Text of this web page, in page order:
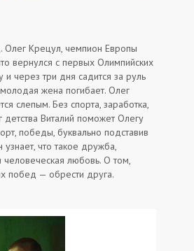
Олег Крецул, чемпион Европы
вернулся с первых Олимпийских
и через три дня садится за руль
жена погибает. Олег
слепым. Без спорта, заработка,
детства Виталий поможет Олегу
победы, буквально подставив
что такое дружба,
человеческая любовь. О том,
побед — обрести друга.